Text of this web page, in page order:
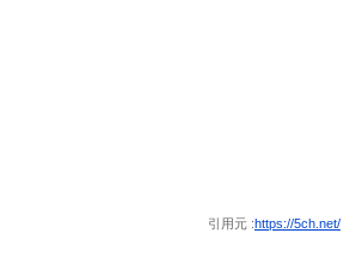
引用元 :https://5ch.net/